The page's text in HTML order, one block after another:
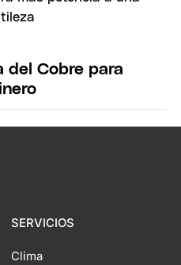
del Cobre para
SERVICIOS
Clima